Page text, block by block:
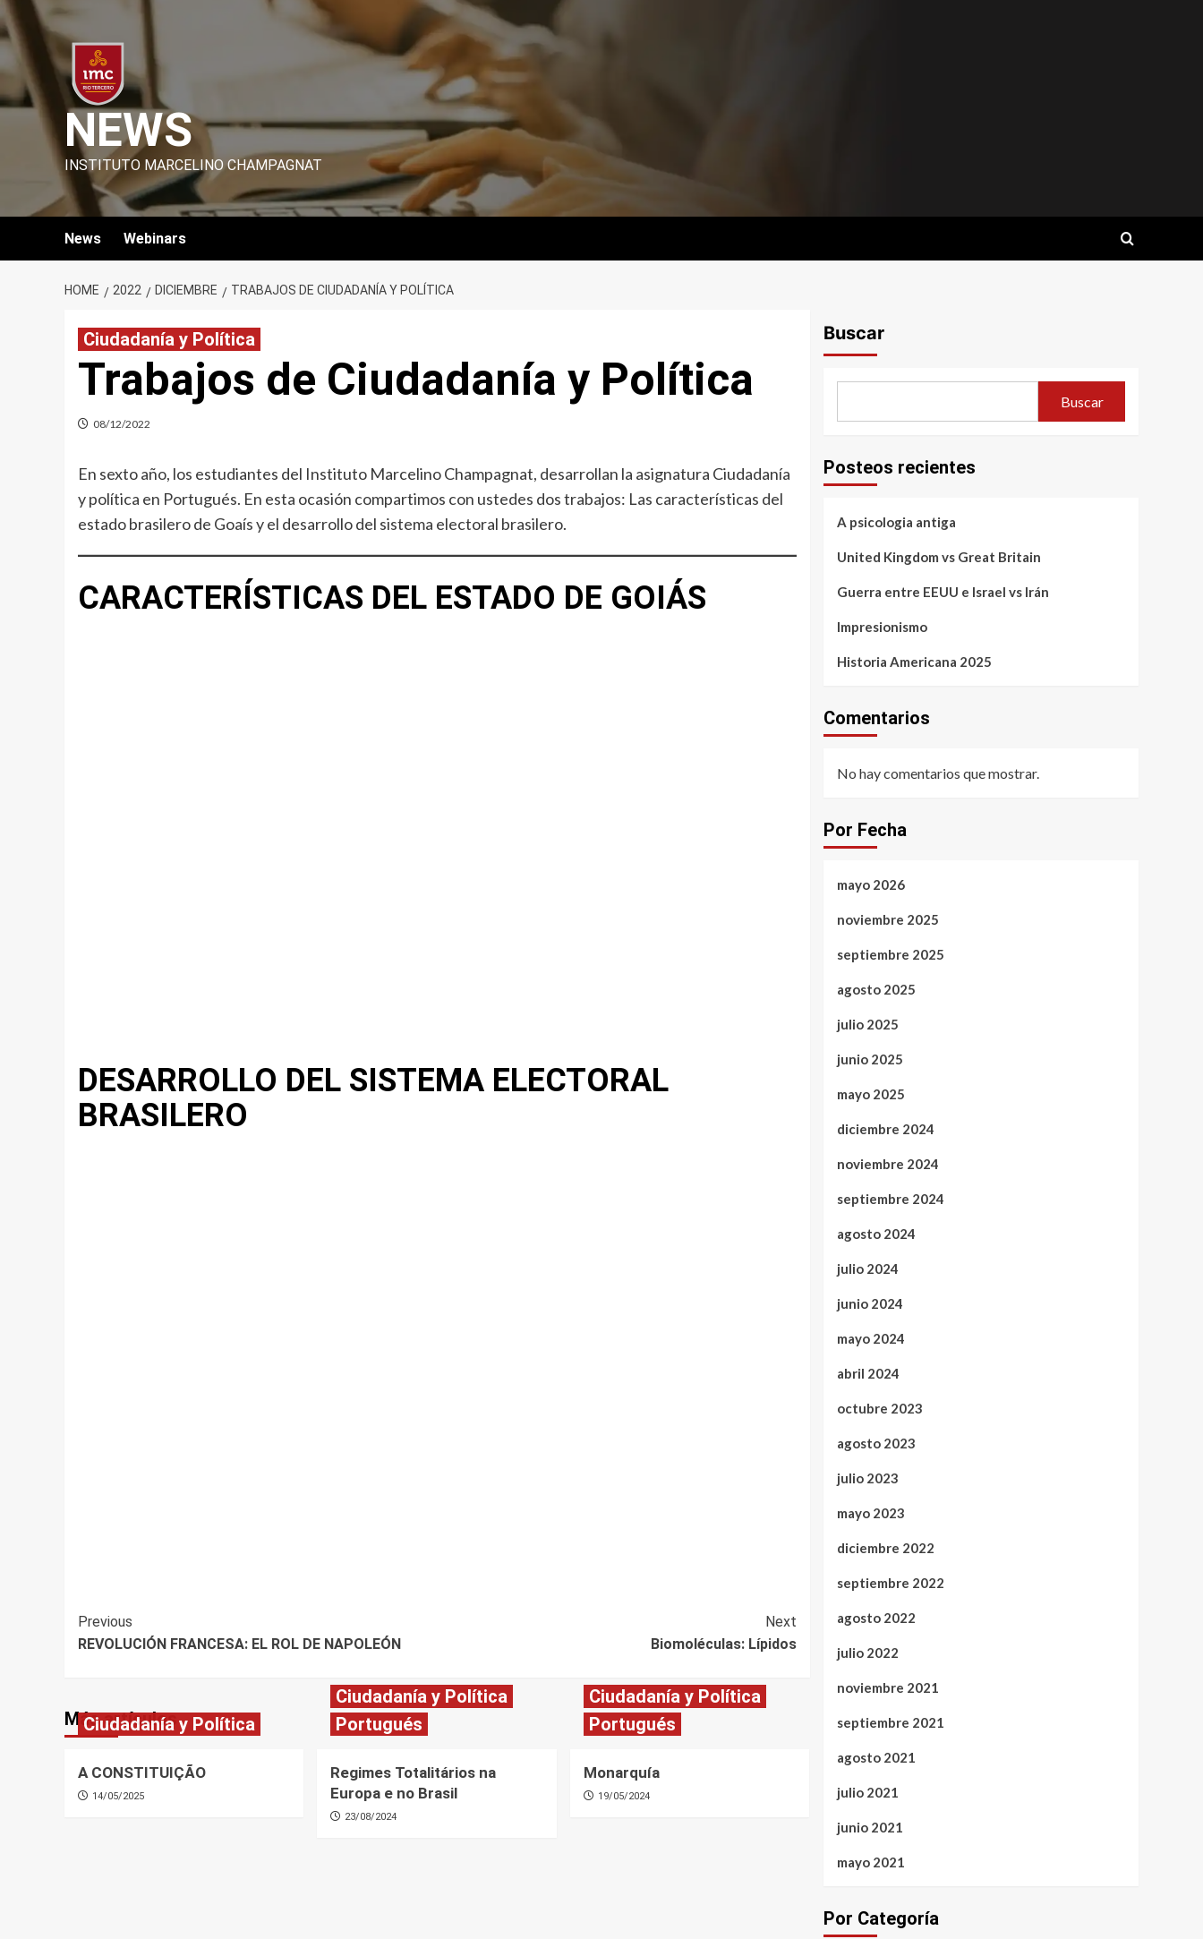
Skip
to
NEWS
INSTITUTO MARCELINO CHAMPAGNAT
News Webinars
HOME 2022 DICIEMBRE TRABAJOS DE CIUDADANÍA Y POLÍTICA
Ciudadanía y Política
Trabajos de Ciudadanía y Política
08/12/2022
En sexto año, los estudiantes del Instituto Marcelino Champagnat, desarrollan la asignatura Ciudadanía
y política en Portugués. En esta ocasión compartimos con ustedes dos trabajos: Las características del
estado brasilero de Goaís y el desarrollo del sistema electoral brasilero.
CARACTERÍSTICAS DEL ESTADO DE GOIÁS
DESARROLLO DEL SISTEMA ELECTORAL
BRASILERO
Post
Navigation
Previous
REVOLUCIÓN FRANCESA: EL ROL DE NAPOLEÓN
Next
Biomoléculas: Lípidos
Más artículos
Ciudadanía y Política
A CONSTITUIÇÃO
14/05/2025
Ciudadanía y Política
Portugués
Regimes Totalitários na
Europa e no Brasil
23/08/2024
Ciudadanía y Política
Portugués
Monarquía
19/05/2024
Buscar
Buscar
Posteos recientes
A psicologia antiga
United Kingdom vs Great Britain
Guerra entre EEUU e Israel vs Irán
Impresionismo
Historia Americana 2025
Comentarios
No hay comentarios que mostrar.
Por Fecha
mayo 2026
noviembre 2025
septiembre 2025
agosto 2025
julio 2025
junio 2025
mayo 2025
diciembre 2024
noviembre 2024
septiembre 2024
agosto 2024
julio 2024
junio 2024
mayo 2024
abril 2024
octubre 2023
agosto 2023
julio 2023
mayo 2023
diciembre 2022
septiembre 2022
agosto 2022
julio 2022
noviembre 2021
septiembre 2021
agosto 2021
julio 2021
junio 2021
mayo 2021
Por Categoría